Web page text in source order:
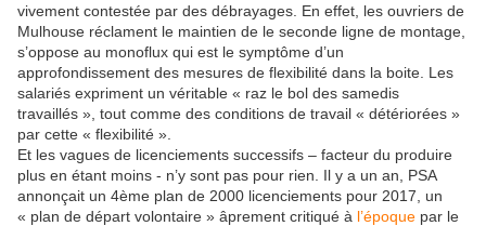
vivement contestée par des débrayages. En effet, les ouvriers de
Mulhouse réclament le maintien de le seconde ligne de montage,
s’oppose au monoflux qui est le symptôme d’un
approfondissement des mesures de flexibilité dans la boite. Les
salariés expriment un véritable « raz le bol des samedis
travaillés », tout comme des conditions de travail « détériorées »
par cette « flexibilité ».
Et les vagues de licenciements successifs – facteur du produire
plus en étant moins - n’y sont pas pour rien. Il y a un an, PSA
annonçait un 4ème plan de 2000 licenciements pour 2017, un
« plan de départ volontaire » âprement critiqué à l’époque par le